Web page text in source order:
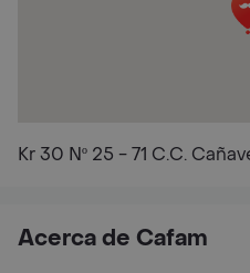
Kr 30 Nº 25 - 71 C.C.
Acerca de Cafam